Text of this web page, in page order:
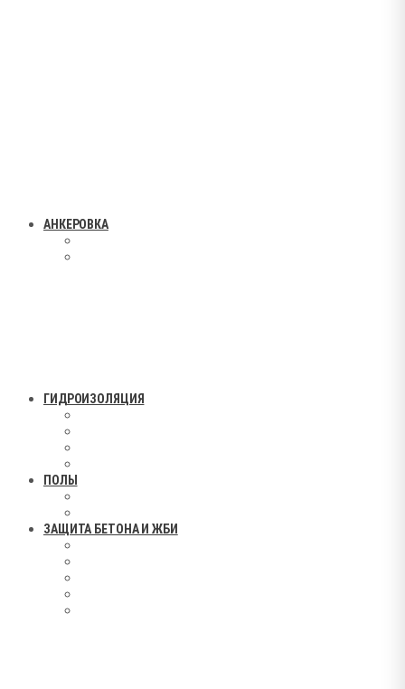
АНКЕРОВКА
ГИДРОИЗОЛЯЦИЯ
ПОЛЫ
ЗАЩИТА БЕТОНА И ЖБИ